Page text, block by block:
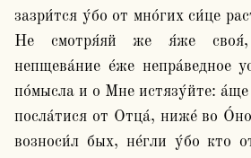
зазри́тся у́бо от мно́гих си́це
Не смотря́яй же я́же
непщева́ние е́же непра́ведное
по́мысла и о Мне истязу́йте: а́ще
посла́тися от Отца́, ниже́ во
возноси́л бых, не́гли у́бо кто